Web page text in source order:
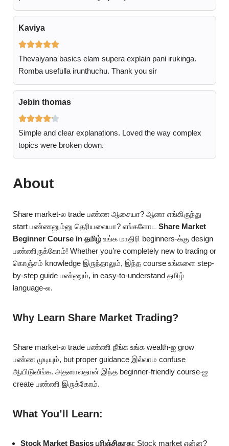
Kaviya
Thevaiyana basics elam supera explain pani irukinga.
Romba usefulla irunthuchu. Thank you sir
Jebin thomas
Simple and clear explanations. Loved the way complex
topics were broken down.
About
Share market-ல trade பண்ண ஆசையா? ஆனா எங்கிருந்து
start பண்ணனும்னு தெரியலையா? எங்களோட Share Market
Beginner Course in தமிழ் உங்க மாதிரி beginners-க்கு design
பண்ணிருக்கோம்! Whether you’re completely new to trading or
கொஞ்சம் knowledge இருந்தாலும், இந்த course உங்களை step-
by-step guide பண்ணும், in easy-to-understand தமிழ்
language-ல.
Why Learn Share Market Trading?
Share market-ல trade பண்ணி நீங்க உங்க wealth-ஐ grow
பண்ண முடியும், but proper guidance இல்லாம confuse
ஆயிடுவீங்க. அதனாலதான் இந்த beginner-friendly course-ஐ
create பண்ணி இருக்கோம்.
What You’ll Learn:
Stock Market Basics புரிஞ்சிகரது: Stock market என்ன?